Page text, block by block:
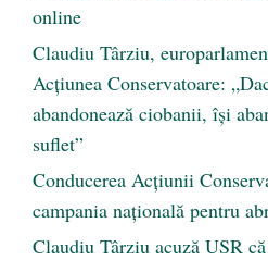
online
Claudiu Târziu,
Acțiunea Conservatoare:
abandonează ciobanii, își
suflet”
Conducerea Acțiunii
campania națională pentru
Claudiu Târziu acuză USR